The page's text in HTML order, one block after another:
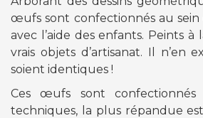
œufs sont confectionnés au
avec l’aide des enfants. Peints à
vrais objets d’artisanat. Il n’en
soient identiques !
Ces œufs sont confectionnés
techniques, la plus répandue